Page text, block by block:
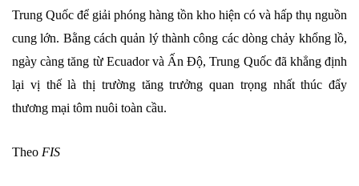
Trung Quốc để giải phóng hàng tồn kho hiện có và hấp thụ nguồn
cung lớn. Bằng cách quản lý thành công các dòng chảy khổng lồ,
ngày càng tăng từ Ecuador và Ấn Độ, Trung Quốc đã khẳng định
lại vị thế là thị trường tăng trưởng quan trọng nhất thúc đẩy
thương mại tôm nuôi toàn cầu.
Theo FIS